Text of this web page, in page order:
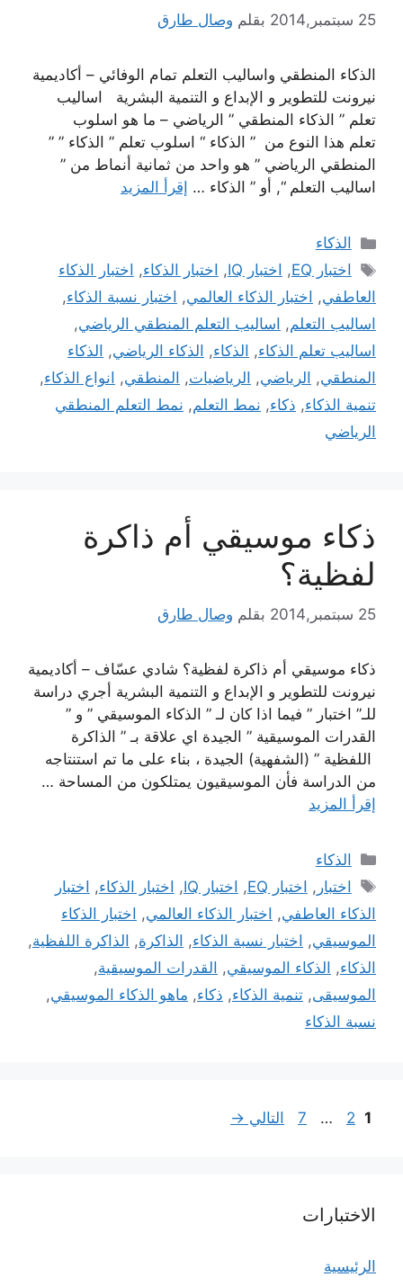
25 سبتمبر,2014 بقلم وصال طارق
الذكاء المنطقي واساليب التعلم تمام الوفائي – أكاديمية
نيرونت للتطوير و الإبداع و التنمية البشرية اساليب
تعلم ” الذكاء المنطقي ” الرياضي – ما هو اسلوب
تعلم هذا النوع من ” الذكاء “ اسلوب تعلم ” الذكاء ” ”
المنطقي الرياضي ” هو واحد من ثمانية أنماط من ”
اساليب التعلم “, أو ” الذكاء … إقرأ المزيد
التصنيفات
الذكاء
الوسوم
اختبار EQ , اختبار IQ , اختبار الذكاء, اختبار الذكاء
العاطفي, اختبار الذكاء العالمي, اختبار نسبة الذكاء,
اساليب التعلم, اساليب التعلم المنطقي الرياضي,
اساليب تعلم الذكاء, الذكاء, الذكاء الرياضي, الذكاء
المنطقي, الرياضي, الرياضيات, المنطقي, انواع الذكاء,
تنمية الذكاء, ذكاء, نمط التعلم, نمط التعلم المنطقي
الرياضي
ذكاء موسيقي أم ذاكرة
لفظية؟
25 سبتمبر,2014 بقلم وصال طارق
ذكاء موسيقي أم ذاكرة لفظية؟ شادي عسّاف – أكاديمية
نيرونت للتطوير و الإبداع و التنمية البشرية أجري دراسة
للـ” اختبار ” فيما اذا كان لـ ” الذكاء الموسيقي ” و ”
القدرات الموسيقية ” الجيدة اي علاقة بـ ” الذاكرة
اللفظية ” (الشفهية) الجيدة ، بناء على ما تم استنتاجه
من الدراسة فأن الموسيقيون يمتلكون من المساحة …
إقرأ المزيد
التصنيفات
الذكاء
الوسوم
اختبار , اختبار EQ , اختبار IQ , اختبار الذكاء, اختبار
الذكاء العاطفي, اختبار الذكاء العالمي, اختبار الذكاء
الموسيقي, اختبار نسبة الذكاء, الذاكرة, الذاكرة اللفظية,
الذكاء, الذكاء الموسيقي, القدرات الموسيقية,
الموسيقى, تنمية الذكاء, ذكاء, ماهو الذكاء الموسيقي,
نسبة الذكاء
Page
1
Page
2
…
Page
7 التالي →
الاختبارات
الرئيسية